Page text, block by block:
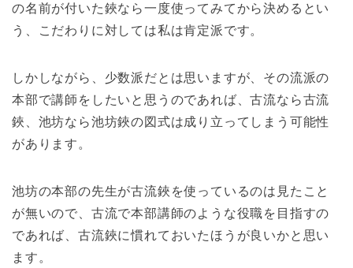
の名前が付いた鋏なら一度使ってみてから決めるとい
う、こだわりに対しては私は肯定派です。
しかしながら、少数派だとは思いますが、その流派の
本部で講師をしたいと思うのであれば、古流なら古流
鋏、池坊なら池坊鋏の図式は成り立ってしまう可能性
があります。
池坊の本部の先生が古流鋏を使っているのは見たこと
が無いので、古流で本部講師のような役職を目指すの
であれば、古流鋏に慣れておいたほうが良いかと思い
ます。